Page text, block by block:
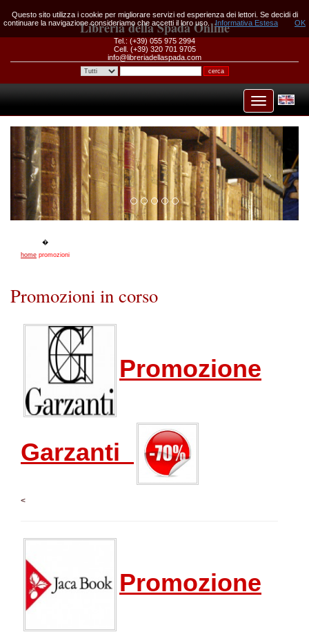
Libreria della Spada Online
Tel.: (+39) 055 975 2994
Cell. (+39) 320 701 9705
info@libreriadellaspada.com
home promozioni
Promozioni in corso
Promozione
Garzanti
<
Promozione
Questo sito utilizza i cookie per migliorare servizi ed esperienza dei lettori. Se decidi di
continuare la navigazione consideriamo che accetti il loro uso.
Informativa Estesa OK